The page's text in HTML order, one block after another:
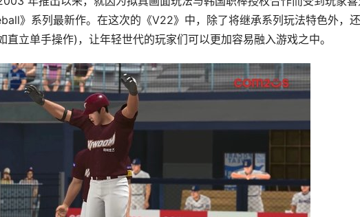
》系列最新作。在这次的《V22》中，除了将继承系列玩法特色外，
立单手操作)，让年轻世代的玩家们可以更加容易融入游戏之中。